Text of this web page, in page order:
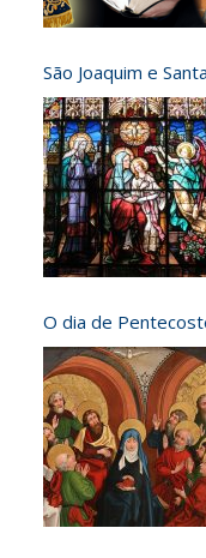
São Joaquim e
O dia de